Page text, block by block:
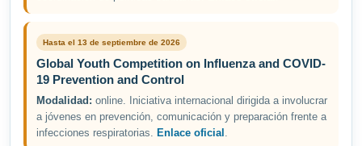
Hasta el 13 de septiembre de 2026
Global Youth Competition on Influenza and COVID-
19 Prevention and Control
Modalidad: online. Iniciativa internacional dirigida a involucrar
a jóvenes en prevención, comunicación y preparación frente a
infecciones respiratorias. Enlace oficial .